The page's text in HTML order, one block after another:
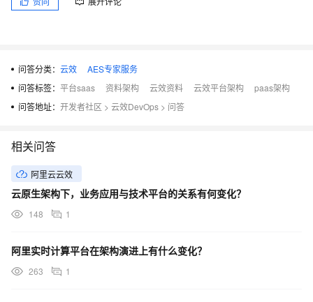
问答分类： 云效
AES专家服务
问答标签： 平台saas 资料架构 云效资料 云效平台架构
paas架构
问答地址： 开发者社区 > 云效DevOps > 问答
相关问答
阿里云云效
云原生架构下，业务应用与技术平台的关系有何变化？
148 1
阿里实时计算平台在架构演进上有什么变化？
263 1